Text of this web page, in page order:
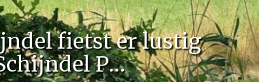
fietst er lustig
P...